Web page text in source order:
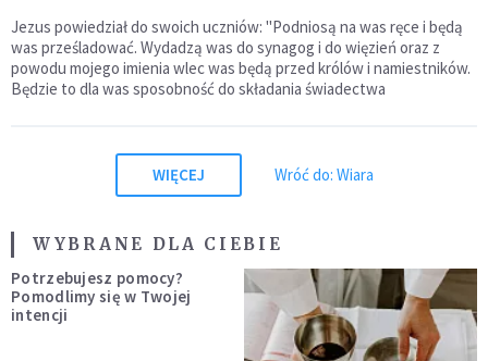
Jezus powiedział do swoich uczniów: "Podniosą na was ręce i będą
was prześladować. Wydadzą was do synagog i do więzień oraz z
powodu mojego imienia wlec was będą przed królów i namiestników.
Będzie to dla was sposobność do składania świadectwa
WIĘCEJ Wróć do: Wiara
WYBRANE DLA CIEBIE
Potrzebujesz pomocy?
Pomodlimy się w Twojej
intencji